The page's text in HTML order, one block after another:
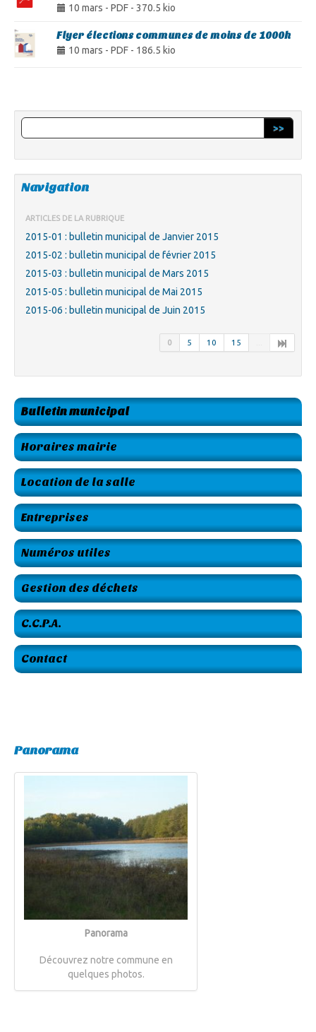
10 mars - PDF - 370.5 kio
Flyer élections communes de moins de 1000h
10 mars - PDF - 186.5 kio
>>
Navigation
ARTICLES DE LA RUBRIQUE
2015-01 : bulletin municipal de Janvier 2015
2015-02 : bulletin municipal de février 2015
2015-03 : bulletin municipal de Mars 2015
2015-05 : bulletin municipal de Mai 2015
2015-06 : bulletin municipal de Juin 2015
0 5 10 15
Bulletin municipal
Horaires mairie
Location de la salle
Entreprises
Numéros utiles
Gestion des déchets
C.C.P.A.
Contact
Panorama
Panorama
Découvrez notre commune en
quelques photos.